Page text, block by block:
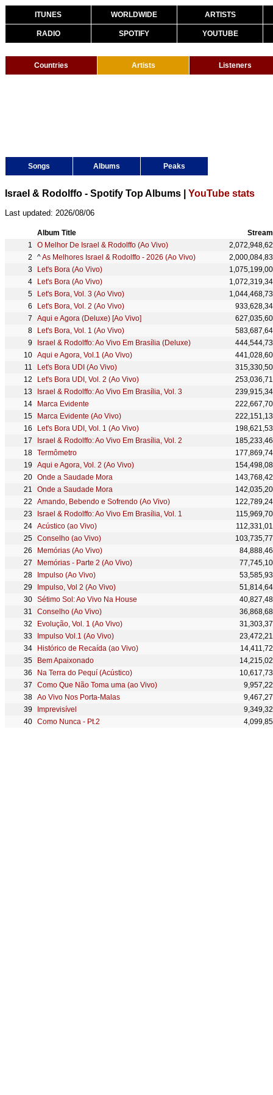
ITUNES WORLDWIDE ARTISTS
RADIO SPOTIFY YOUTUBE
Countries Artists Listeners
Songs Albums Peaks
Israel & Rodolffo - Spotify Top Albums | YouTube stats
Last updated: 2026/08/06
Album Title
O Melhor De Israel & Rodolffo (Ao Vivo)
^As Melhores Israel & Rodolffo - 2026 (Ao Vivo)
Let's Bora (Ao Vivo)
Let's Bora (Ao Vivo)
Let's Bora, Vol. 3 (Ao Vivo)
Let's Bora, Vol. 2 (Ao Vivo)
Aqui e Agora (Deluxe) [Ao Vivo]
Let's Bora, Vol. 1 (Ao Vivo)
Israel & Rodolffo: Ao Vivo Em Brasília (Deluxe)
Aqui e Agora, Vol.1 (Ao Vivo)
Let's Bora UDI (Ao Vivo)
Let's Bora UDI, Vol. 2 (Ao Vivo)
Israel & Rodolffo: Ao Vivo Em Brasília, Vol. 3
Marca Evidente
Marca Evidente (Ao Vivo)
Let's Bora UDI, Vol. 1 (Ao Vivo)
Israel & Rodolffo: Ao Vivo Em Brasília, Vol. 2
Termômetro
Aqui e Agora, Vol. 2 (Ao Vivo)
Onde a Saudade Mora
Onde a Saudade Mora
Amando, Bebendo e Sofrendo (Ao Vivo)
Israel & Rodolffo: Ao Vivo Em Brasília, Vol. 1
Acústico (ao Vivo)
Conselho (ao Vivo)
Memórias (Ao Vivo)
Memórias - Parte 2 (Ao Vivo)
Impulso (Ao Vivo)
Impulso, Vol 2 (Ao Vivo)
Sétimo Sol: Ao Vivo Na House
Conselho (Ao Vivo)
Evolução, Vol. 1 (Ao Vivo)
Impulso Vol.1 (Ao Vivo)
Histórico de Recaída (ao Vivo)
Bem Apaixonado
Na Terra do Pequí (Acústico)
Como Que Não Toma uma (ao Vivo)
Ao Vivo Nos Porta-Malas
Imprevisível
Como Nunca - Pt.2